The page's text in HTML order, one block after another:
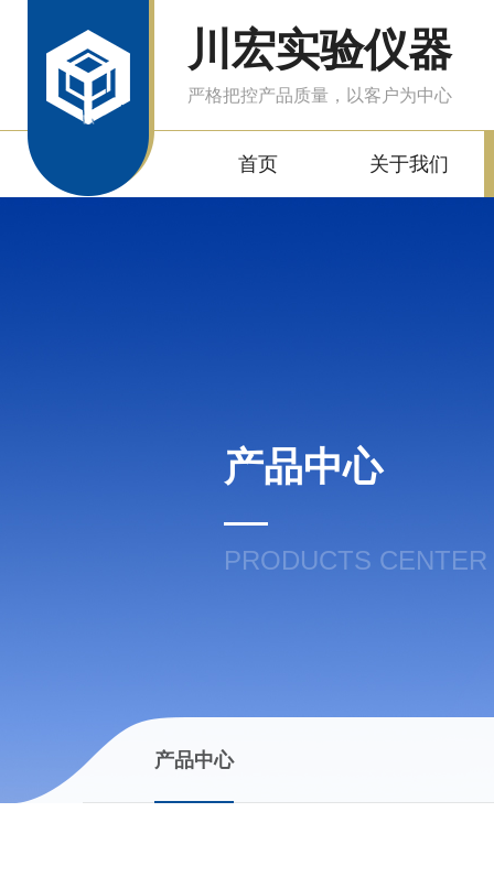
川宏实验仪器
严格把控产品质量，以客户为中心
首页 关于我们
产品中心
PRODUCTS CENTER
产品中心